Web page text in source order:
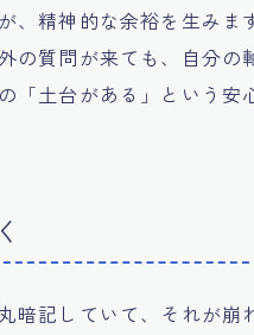
、精神的な余裕を生みま
の質問が来ても、自分の
「土台がある」という安
暗記していて、それが崩